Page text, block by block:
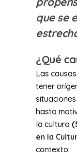
que se
¿Qué
Las
tener
hasta
la cultura
en la
contexto.